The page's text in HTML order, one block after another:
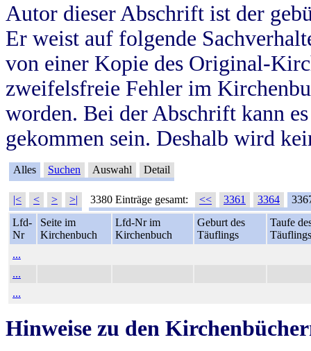
Autor dieser Abschrift ist der
Er weist auf folgende
von einer Kopie des Original-
zweifelsfreie Fehler im
worden. Bei der Abschrift kann
gekommen sein. Deshalb wird
Alles Suchen Auswahl Detail
|< < > >| 3380 Einträge gesamt: << 3361 3364
Lfd-
Nr
Seite im
Kirchenbuch
Lfd-Nr im
Kirchenbuch
Geburt des
Täuflings
Taufe
Täuflings
...
...
...
Hinweise zu den